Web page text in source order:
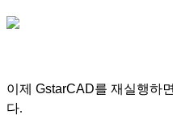
이제 GstarCAD를 재실행하
다.